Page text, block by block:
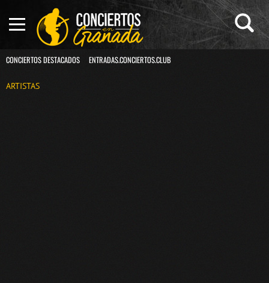
CONCIERTOS DESTACADOS ENTRADAS.CONCIERTOS.CLUB
ARTISTAS